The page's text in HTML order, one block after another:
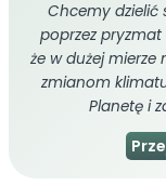
Chcemy dzielić
poprzez pryzmat
że w dużej
zmianom
Planetę i